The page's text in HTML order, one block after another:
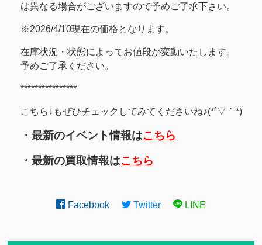
は異なる場合がございますので予めご了承下さい。
※2026/4/10現在の価格となります。
在庫状況・状態によってお値段が変動いたします。
予めご了承ください。
****************
こちら↓もぜひチェックしてみてくださいね♪(*´▽｀*)
・最新のイベント情報はこちら
・最新の買取情報はこちら
Facebook Twitter LINE